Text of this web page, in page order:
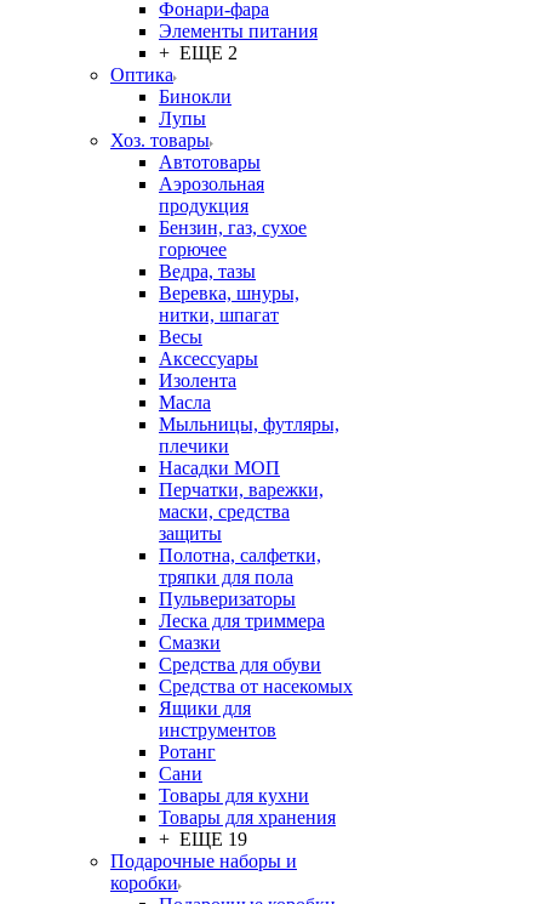
Фонари-фара
Элементы питания
+ ЕЩЕ 2
Оптика
Бинокли
Лупы
Хоз. товары
Автотовары
Аэрозольная
продукция
Бензин, газ, сухое
горючее
Ведра, тазы
Веревка, шнуры,
нитки, шпагат
Весы
Аксессуары
Изолента
Масла
Мыльницы, футляры,
плечики
Насадки МОП
Перчатки, варежки,
маски, средства
защиты
Полотна, салфетки,
тряпки для пола
Пульверизаторы
Леска для триммера
Смазки
Средства для обуви
Средства от насекомых
Ящики для
инструментов
Ротанг
Сани
Товары для кухни
Товары для хранения
+ ЕЩЕ 19
Подарочные наборы и
коробки